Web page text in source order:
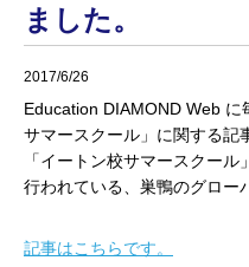
ました。
2017/6/26
Education DIAMOND Web
サマースクール」に関する記
「イートン校サマースクー
行われている、巣鴨のグロー
記事はこちらです。